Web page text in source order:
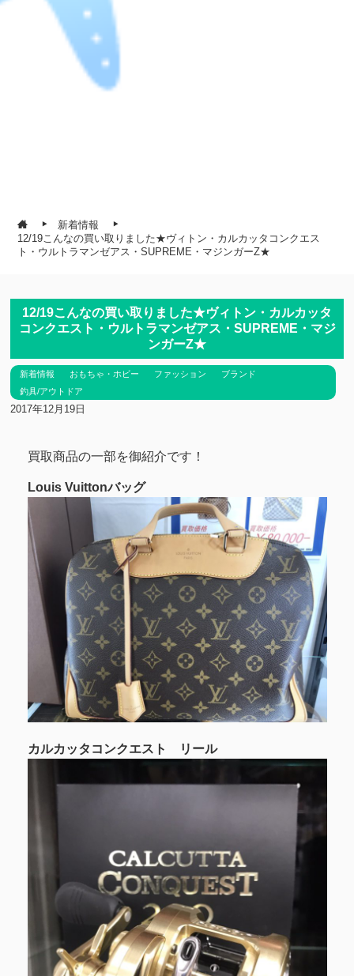
新着情報
12/19こんなの買い取りました★ヴィトン・カルカッタコンクエス
ト・ウルトラマンゼアス・SUPREME・マジンガーZ★
12/19こんなの買い取りました★ヴィトン・カルカッタ
コンクエスト・ウルトラマンゼアス・SUPREME・マジ
ンガーZ★
新着情報 おもちゃ・ホビー ファッション
ブランド
釣具/アウトドア
2017年12月19日
買取商品の一部を御紹介です！
Louis Vuittonバッグ
カルカッタコンクエスト リール